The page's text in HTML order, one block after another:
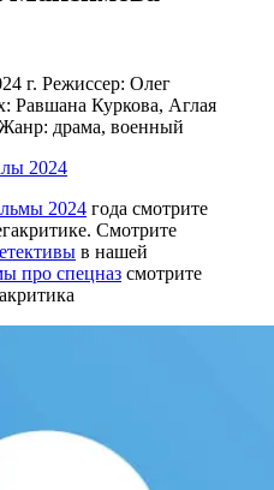
г. Режиссер: Олег
Равшана Куркова, Аглая
драма, военный
2024
2024 года смотрите
Смотрите
в нашей
про спецназ смотрите